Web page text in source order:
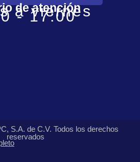
de atención
a viernes
- 17:00
S.A. de C.V. Todos los derechos
reservados